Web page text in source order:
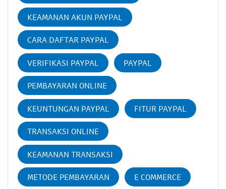
KEAMANAN AKUN PAYPAL
CARA DAFTAR PAYPAL
VERIFIKASI PAYPAL PAYPAL
PEMBAYARAN ONLINE
KEUNTUNGAN PAYPAL FITUR PAYPAL
TRANSAKSI ONLINE
KEAMANAN TRANSAKSI
METODE PEMBAYARAN E COMMERCE